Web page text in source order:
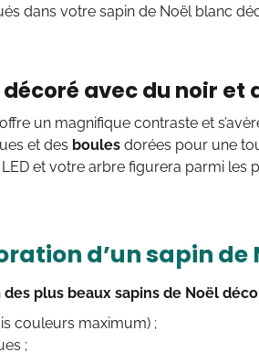
dans votre sapin de Noël blanc
avec du noir et
un magnifique contraste et
et des boules dorées pour une
et votre arbre figurera parmi les
d’un sapin de
des plus beaux sapins de Noël
couleurs maximum) ;
;